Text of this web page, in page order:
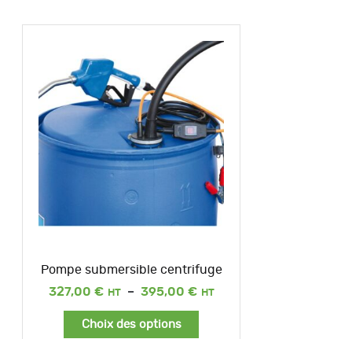
Pompe submersible centrifuge
327,00 € – 395,00 €
Plage
Choix des options